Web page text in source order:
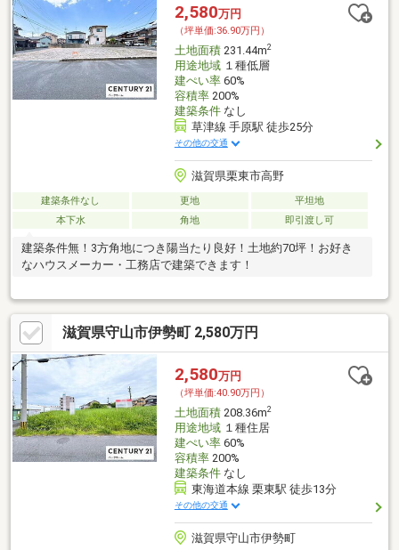
2,580万円
（坪単価:36.90万円）
土地面積231.44m2
用途地域１種低層
建ぺい率60%
容積率200%
建築条件なし
草津線 手原駅 徒歩25分
その他の交通
滋賀県栗東市高野
建築条件なし 更地
平坦地
本下水
角地 即引渡し可
建築条件無！3方角地につき陽当たり良好！土地約70坪！お好き
なハウスメーカー・工務店で建築できます！
滋賀県守山市伊勢町 2,580万円
2,580万円
（坪単価:40.90万円）
土地面積208.36m2
用途地域１種住居
建ぺい率60%
容積率200%
建築条件なし
東海道本線 栗東駅 徒歩13分
その他の交通
滋賀県守山市伊勢町